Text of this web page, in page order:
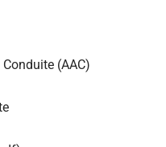
(AAC)